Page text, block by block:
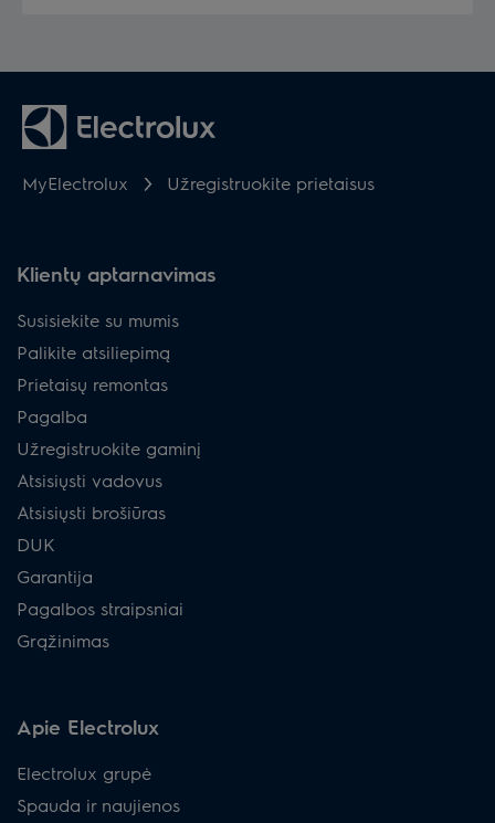
MyElectrolux Užregistruokite prietaisus
Klientų aptarnavimas
Susisiekite su mumis
Palikite atsiliepimą
Prietaisų remontas
Pagalba
Užregistruokite gaminį
Atsisiųsti vadovus
Atsisiųsti brošiūras
DUK
Garantija
Pagalbos straipsniai
Grąžinimas
Apie Electrolux
Electrolux grupė
Spauda ir naujienos